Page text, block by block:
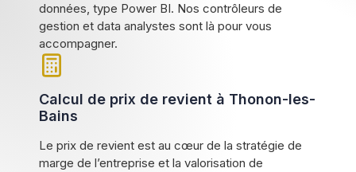
données, type Power BI. Nos contrôleurs de
gestion et data analystes sont là pour vous
accompagner.
Calcul de prix de revient à Thonon-les-
Bains
Le prix de revient est au cœur de la stratégie de
marge de l’entreprise et la valorisation de